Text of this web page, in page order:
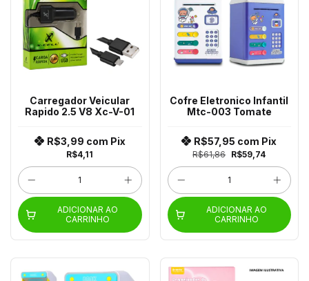
Carregador Veicular
Rapido 2.5 V8 Xc-V-01
R$4,11
R$3,99 com Pix
ADICIONAR AO
CARRINHO
Cofre Eletronico Infantil
Mtc-003 Tomate
R$61,86 R$59,74
R$57,95 com Pix
ADICIONAR AO
CARRINHO